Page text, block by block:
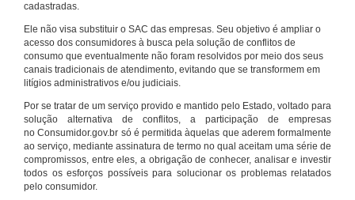
cadastradas.
Ele não visa substituir o SAC das empresas. Seu objetivo é ampliar o
acesso dos consumidores à busca pela solução de conflitos de
consumo que eventualmente não foram resolvidos por meio dos seus
canais tradicionais de atendimento, evitando que se transformem em
litígios administrativos e/ou judiciais.
Por se tratar de um serviço provido e mantido pelo Estado, voltado para
solução alternativa de conflitos, a participação de empresas
no Consumidor.gov.br só é permitida àquelas que aderem formalmente
ao serviço, mediante assinatura de termo no qual aceitam uma série de
compromissos, entre eles, a obrigação de conhecer, analisar e investir
todos os esforços possíveis para solucionar os problemas relatados
pelo consumidor.